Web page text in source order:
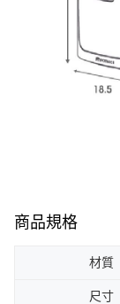
商品規格
材質
尺寸